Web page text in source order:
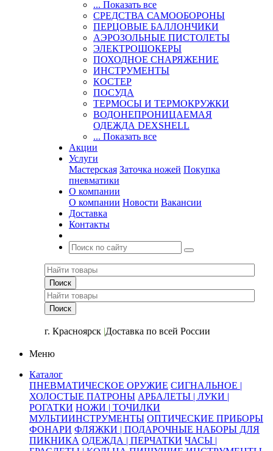
... Показать все
СРЕДСТВА САМООБОРОНЫ
ПЕРЦОВЫЕ БАЛЛОНЧИКИ
АЭРОЗОЛЬНЫЕ ПИСТОЛЕТЫ
ЭЛЕКТРОШОКЕРЫ
ПОХОДНОЕ СНАРЯЖЕНИЕ
ИНСТРУМЕНТЫ
КОСТЕР
ПОСУДА
ТЕРМОСЫ И ТЕРМОКРУЖКИ
ВОДОНЕПРОНИЦАЕМАЯ
ОДЕЖДА DEXSHELL
... Показать все
Акции
Услуги
Мастерская Заточка ножей Покупка
пневматики
О компании
О компании Новости Вакансии
Доставка
Контакты
г. Красноярск |Доставка по всей России
Меню
Каталог
ПНЕВМАТИЧЕСКОЕ ОРУЖИЕ СИГНАЛЬНОЕ |
ХОЛОСТЫЕ ПАТРОНЫ АРБАЛЕТЫ | ЛУКИ |
РОГАТКИ НОЖИ | ТОЧИЛКИ
МУЛЬТИИНСТРУМЕНТЫ ОПТИЧЕСКИЕ ПРИБОРЫ
ФОНАРИ ФЛЯЖКИ | ПОДАРОЧНЫЕ НАБОРЫ ДЛЯ
ПИКНИКА ОДЕЖДА | ПЕРЧАТКИ ЧАСЫ |